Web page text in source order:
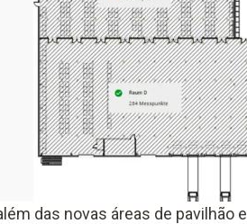
das novas áreas de pavilhão